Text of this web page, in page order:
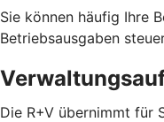
Sie können häufig Ihre
Betriebsausgaben
Die R+V übernimmt für